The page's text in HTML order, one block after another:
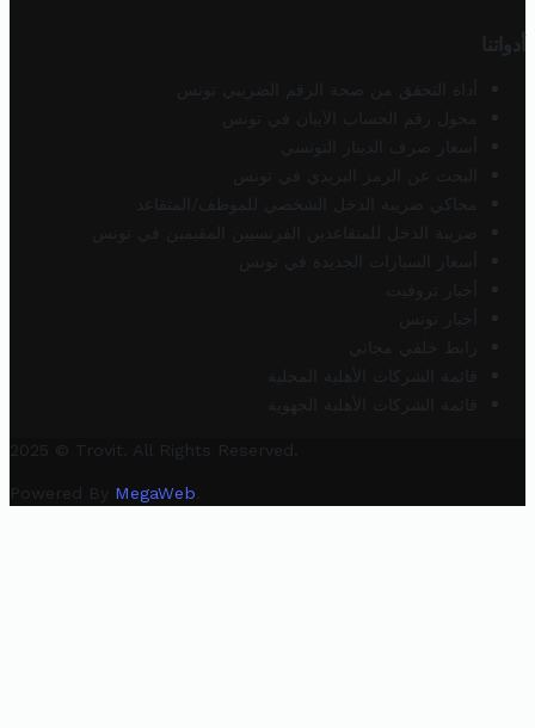
أدواتنا
أداة التحقق من صحة الرقم الضريبي تونس
محول رقم الحساب الآيبان في تونس
أسعار صرف الدينار التونسي
البحث عن الرمز البريدي في تونس
محاكي ضريبة الدخل الشخصي للموظف/المتقاعد
ضريبة الدخل للمتقاعدين الفرنسيين المقيمين في تونس
أسعار السيارات الجديدة في تونس
أخبار تروفيت
أخبار تونس
رابط خلفي مجاني
قائمة الشركات الأهلية المحلية
قائمة الشركات الأهلية الجهوية
2025 © Trovit. All Rights Reserved.
Powered By MegaWeb